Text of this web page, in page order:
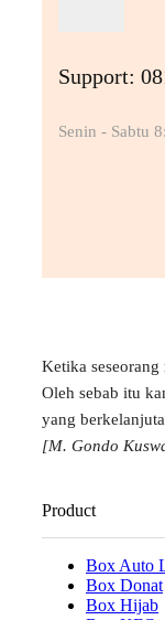
Support:
Senin - Sabtu
Ketika
Oleh sebab itu
yang
[M. Gondo
Product
Box Auto
Box Donat
Box Hijab